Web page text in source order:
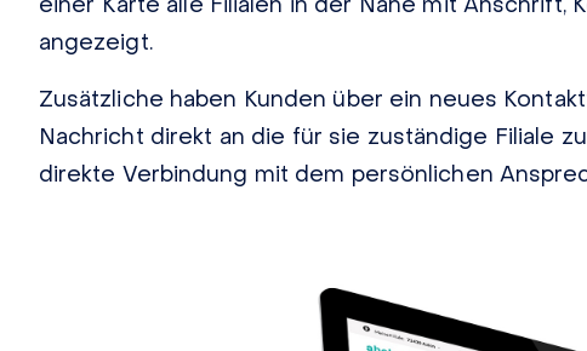
angezeigt.
Zusätzliche haben Kunden über ein neues
Nachricht direkt an die für sie zuständige Filiale
direkte Verbindung mit dem persönlichen